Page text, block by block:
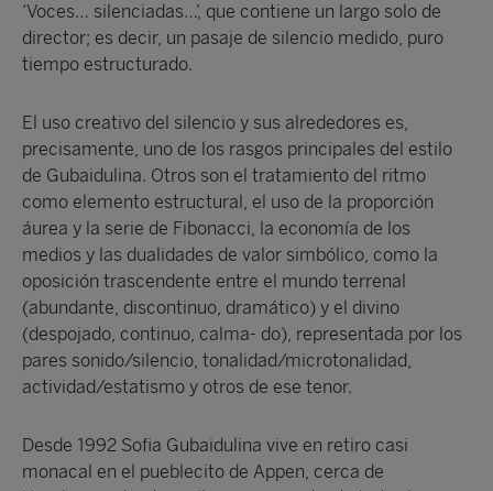
‘Voces… silenciadas…’, que contiene un largo solo de
director; es decir, un pasaje de silencio medido, puro
tiempo estructurado.
El uso creativo del silencio y sus alrededores es,
precisamente, uno de los rasgos principales del estilo
de Gubaidulina. Otros son el tratamiento del ritmo
como elemento estructural, el uso de la proporción
áurea y la serie de Fibonacci, la economía de los
medios y las dualidades de valor simbólico, como la
oposición trascendente entre el mundo terrenal
(abundante, discontinuo, dramático) y el divino
(despojado, continuo, calma- do), representada por los
pares sonido/silencio, tonalidad/microtonalidad,
actividad/estatismo y otros de ese tenor.
Desde 1992 Sofia Gubaidulina vive en retiro casi
monacal en el pueblecito de Appen, cerca de